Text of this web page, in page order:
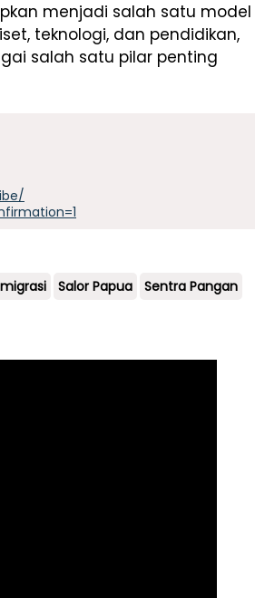
menjadi salah satu model
teknologi, dan pendidikan,
salah satu pilar penting
Salor Papua Sentra Pangan